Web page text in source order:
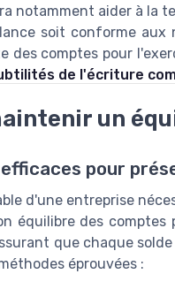
notamment aider à la
soit conforme
comptes pour
de l'écriture
un
pour
d'une entreprise
équilibre des
que chaque
éprouvées :